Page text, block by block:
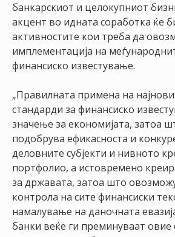
банкарскиот и целокупниот
акцент во идната соработка ќе
активностите кои треба да
имплементација на
финансиско известување.
„Правилната примена на
стандарди за финансиско
значење за економијата, затоа
подобрува ефикасноста и
деловните субјекти и нивното
портфолио, а истовремено
за државата, затоа што
контрола на сите финансиски
намалување на даночната
банки веќе ги преминуваат овие